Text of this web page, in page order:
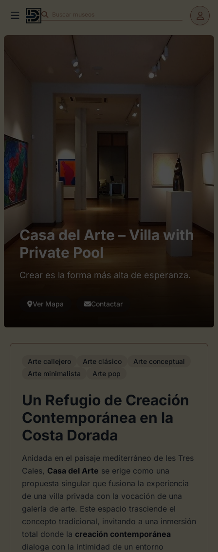
Buscar museos
Casa del Arte – Villa with
Private Pool
Crear es la forma más alta de esperanza.
Ver Mapa Contactar
Arte callejero Arte clásico
Arte conceptual
Arte minimalista
Arte pop
Un Refugio de Creación
Contemporánea en la
Costa Dorada
Anidada en el paisaje mediterráneo de les Tres
Cales, Casa del Arte se erige como una
propuesta singular que fusiona la experiencia
de una villa privada con la vocación de una
galería de arte. Este espacio trasciende el
concepto tradicional, invitando a una inmersión
total donde la creación contemporánea
dialoga con la intimidad de un entorno